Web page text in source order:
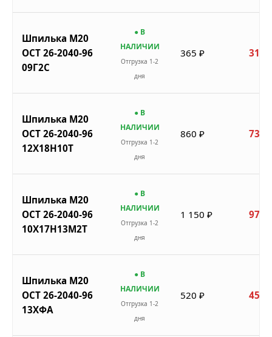
Шпилька М20
ОСТ 26-2040-96
09Г2С
● В
НАЛИЧИИ
Отгрузка 1-2
дня
365 ₽ 310
Шпилька М20
ОСТ 26-2040-96
12Х18Н10Т
● В
НАЛИЧИИ
Отгрузка 1-2
дня
860 ₽ 731
Шпилька М20
ОСТ 26-2040-96
10Х17Н13М2Т
● В
НАЛИЧИИ
Отгрузка 1-2
дня
1 150 ₽ 978
Шпилька М20
ОСТ 26-2040-96
13ХФА
● В
НАЛИЧИИ
Отгрузка 1-2
дня
520 ₽ 452